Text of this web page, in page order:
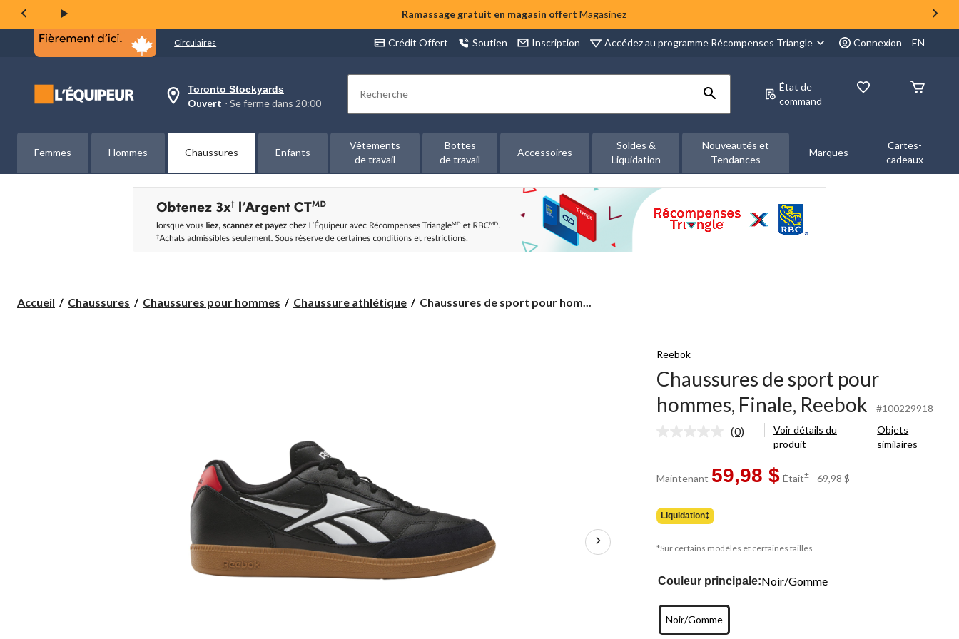
Ramassage gratuit en magasin offert Magasinez
Circulaires Crédit Offert Soutien Inscription Accédez au programme Récompenses Triangle Connexion EN
votre
est
Toronto
Stockyards,
ferme
dans
à
20:00
Toronto Stockyards
Ouvert ⋅ Se ferme dans 20:00 Rechercher
État de
command
Femmes Hommes Chaussures Enfants
Vêtements
de travail
Bottes
de travail
Accessoires
Soldes &
Liquidation
Nouveautés et
Tendances
Marques
Cartes-
cadeaux
Accueil Chaussures Chaussures pour hommes Chaussure athlétique
Chaussures
Chaussures de sport pour hom...
Reebok
Chaussures de sport pour
hommes, Finale, Reebok
#100229918
Aucune
ce
produit.
(0)
Voir détails du
produit
Objets
similaires
Maintenant 59,98 $ Était± 69,98 $
Liquidation‡
*Sur certains modèles et certaines tailles
Couleur principale:Noir/Gomme
Noir/Gomme